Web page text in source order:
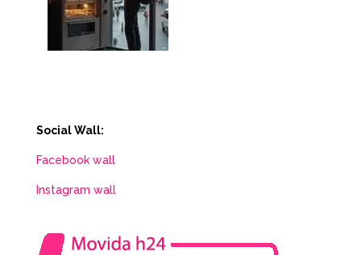
Social Wall:
Facebook wall
Instagram wall